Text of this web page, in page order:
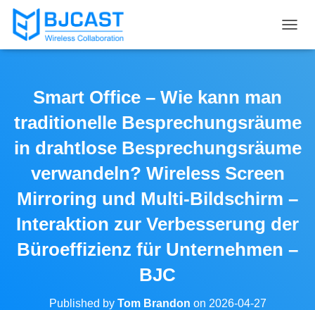
O
A
V
I
O
Smart Office – Wie kann man
traditionelle Besprechungsräume
in drahtlose Besprechungsräume
verwandeln? Wireless Screen
Mirroring und Multi-Bildschirm –
Interaktion zur Verbesserung der
Büroeffizienz für Unternehmen –
BJC
Published by Tom Brandon on 2026-04-27